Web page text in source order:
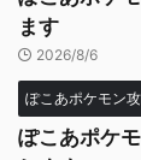
ます
2026/8/6
ぽこあポケモン
ぽこあポケ